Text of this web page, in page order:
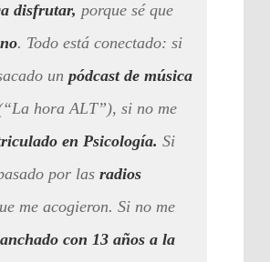
disfrutar, porque sé que
. Todo está conectado: si
un pódcast de música
hora ALT”), si no me
en Psicología. Si
por las radios
me acogieron. Si no me
con 13 años a la